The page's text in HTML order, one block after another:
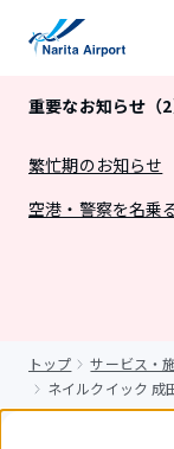
重要なお知らせ（2
繁忙期のお知らせ
空港・警察を名乗
トップ サービス・
ネイルクイック 成